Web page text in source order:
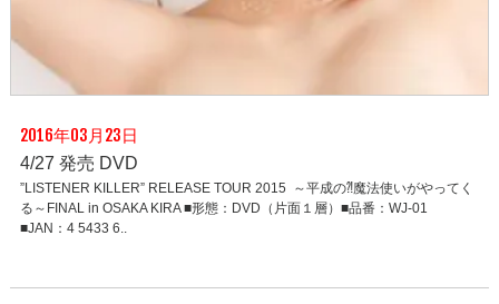
2016年03月23日
4/27 発売 DVD
”LISTENER KILLER” RELEASE TOUR 2015 ～平成の⁈魔法使いがやってく
る～FINAL in OSAKA KIRA ■形態：DVD（片面１層）■品番：WJ-01
■JAN：4 5433 6..